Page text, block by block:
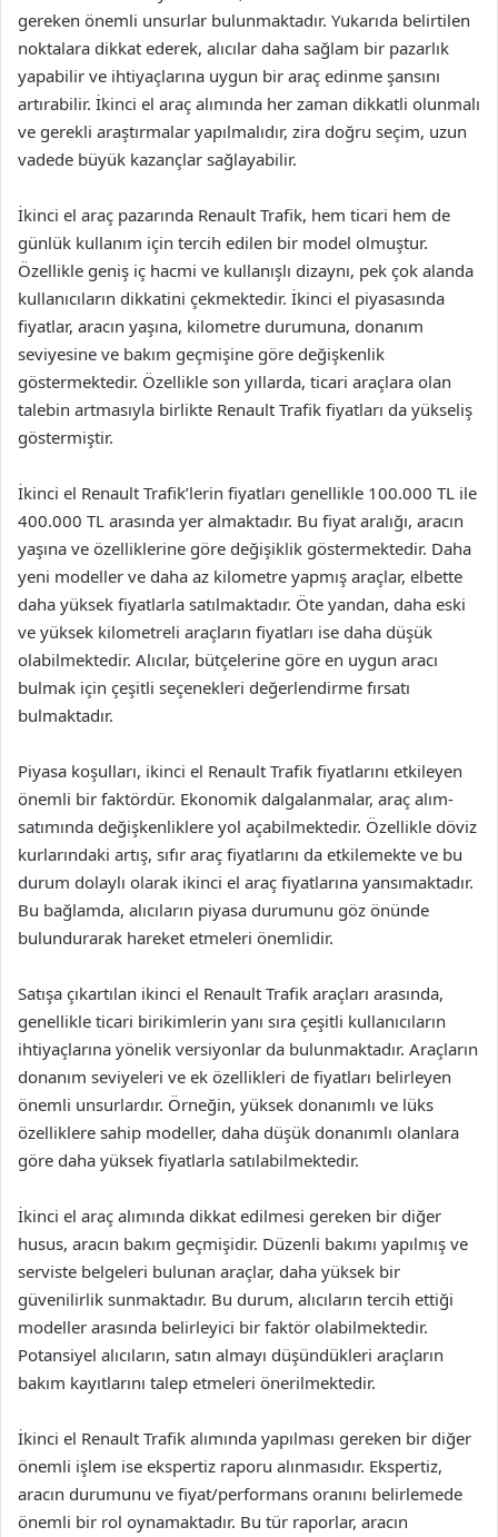
gereken önemli unsurlar bulunmaktadır. Yukarıda belirtilen
noktalara dikkat ederek, alıcılar daha sağlam bir pazarlık
yapabilir ve ihtiyaçlarına uygun bir araç edinme şansını
artırabilir. İkinci el araç alımında her zaman dikkatli olunmalı
ve gerekli araştırmalar yapılmalıdır, zira doğru seçim, uzun
vadede büyük kazançlar sağlayabilir.
İkinci el araç pazarında Renault Trafik, hem ticari hem de
günlük kullanım için tercih edilen bir model olmuştur.
Özellikle geniş iç hacmi ve kullanışlı dizaynı, pek çok alanda
kullanıcıların dikkatini çekmektedir. İkinci el piyasasında
fiyatlar, aracın yaşına, kilometre durumuna, donanım
seviyesine ve bakım geçmişine göre değişkenlik
göstermektedir. Özellikle son yıllarda, ticari araçlara olan
talebin artmasıyla birlikte Renault Trafik fiyatları da yükseliş
göstermiştir.
İkinci el Renault Trafik’lerin fiyatları genellikle 100.000 TL ile
400.000 TL arasında yer almaktadır. Bu fiyat aralığı, aracın
yaşına ve özelliklerine göre değişiklik göstermektedir. Daha
yeni modeller ve daha az kilometre yapmış araçlar, elbette
daha yüksek fiyatlarla satılmaktadır. Öte yandan, daha eski
ve yüksek kilometreli araçların fiyatları ise daha düşük
olabilmektedir. Alıcılar, bütçelerine göre en uygun aracı
bulmak için çeşitli seçenekleri değerlendirme fırsatı
bulmaktadır.
Piyasa koşulları, ikinci el Renault Trafik fiyatlarını etkileyen
önemli bir faktördür. Ekonomik dalgalanmalar, araç alım-
satımında değişkenliklere yol açabilmektedir. Özellikle döviz
kurlarındaki artış, sıfır araç fiyatlarını da etkilemekte ve bu
durum dolaylı olarak ikinci el araç fiyatlarına yansımaktadır.
Bu bağlamda, alıcıların piyasa durumunu göz önünde
bulundurarak hareket etmeleri önemlidir.
Satışa çıkartılan ikinci el Renault Trafik araçları arasında,
genellikle ticari birikimlerin yanı sıra çeşitli kullanıcıların
ihtiyaçlarına yönelik versiyonlar da bulunmaktadır. Araçların
donanım seviyeleri ve ek özellikleri de fiyatları belirleyen
önemli unsurlardır. Örneğin, yüksek donanımlı ve lüks
özelliklere sahip modeller, daha düşük donanımlı olanlara
göre daha yüksek fiyatlarla satılabilmektedir.
İkinci el araç alımında dikkat edilmesi gereken bir diğer
husus, aracın bakım geçmişidir. Düzenli bakımı yapılmış ve
serviste belgeleri bulunan araçlar, daha yüksek bir
güvenilirlik sunmaktadır. Bu durum, alıcıların tercih ettiği
modeller arasında belirleyici bir faktör olabilmektedir.
Potansiyel alıcıların, satın almayı düşündükleri araçların
bakım kayıtlarını talep etmeleri önerilmektedir.
İkinci el Renault Trafik alımında yapılması gereken bir diğer
önemli işlem ise ekspertiz raporu alınmasıdır. Ekspertiz,
aracın durumunu ve fiyat/performans oranını belirlemede
önemli bir rol oynamaktadır. Bu tür raporlar, aracın